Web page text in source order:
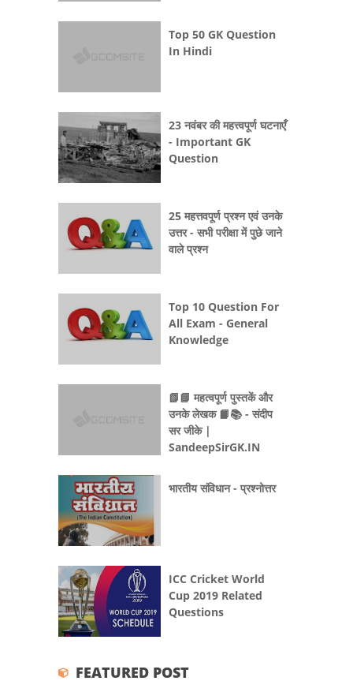
Top 50 GK Question
In Hindi
23 नवंबर की महत्त्वपूर्ण घटनाएँ
- Important GK
Question
25 महत्तवपूर्ण प्रश्न एवं उनके
उत्तर - सभी परीक्षा में पुछे जाने
वाले प्रश्न
Top 10 Question For
All Exam - General
Knowledge
📗📘 महत्वपूर्ण पुस्तकें और
उनके लेखक 📙📚 - संदीप
सर जीके |
SandeepSirGK.IN
भारतीय संविधान - प्रश्नोत्तर
ICC Cricket World
Cup 2019 Related
Questions
FEATURED POST